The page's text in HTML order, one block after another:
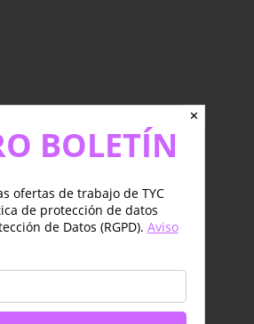
✕
BOLETÍN
ofertas de trabajo de TYC
de protección de datos
de Datos (RGPD). Aviso